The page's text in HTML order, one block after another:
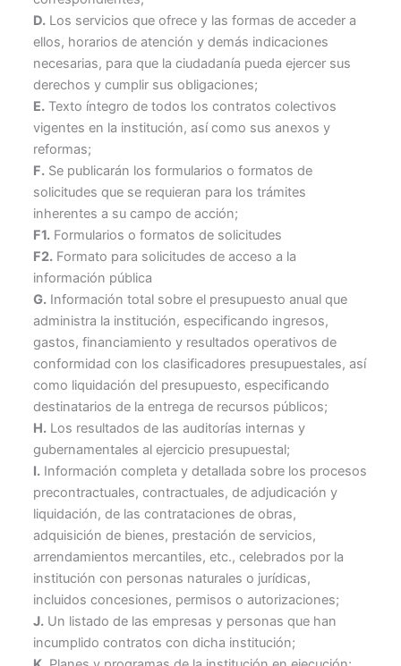
D. Los servicios que ofrece y las formas de acceder a
ellos, horarios de atención y demás indicaciones
necesarias, para que la ciudadanía pueda ejercer sus
derechos y cumplir sus obligaciones;
E. Texto íntegro de todos los contratos colectivos
vigentes en la institución, así como sus anexos y
reformas;
F. Se publicarán los formularios o formatos de
solicitudes que se requieran para los trámites
inherentes a su campo de acción;
F1. Formularios o formatos de solicitudes
F2. Formato para solicitudes de acceso a la
información pública
G. Información total sobre el presupuesto anual que
administra la institución, especificando ingresos,
gastos, financiamiento y resultados operativos de
conformidad con los clasificadores presupuestales, así
como liquidación del presupuesto, especificando
destinatarios de la entrega de recursos públicos;
H. Los resultados de las auditorías internas y
gubernamentales al ejercicio presupuestal;
I. Información completa y detallada sobre los procesos
precontractuales, contractuales, de adjudicación y
liquidación, de las contrataciones de obras,
adquisición de bienes, prestación de servicios,
arrendamientos mercantiles, etc., celebrados por la
institución con personas naturales o jurídicas,
incluidos concesiones, permisos o autorizaciones;
J. Un listado de las empresas y personas que han
incumplido contratos con dicha institución;